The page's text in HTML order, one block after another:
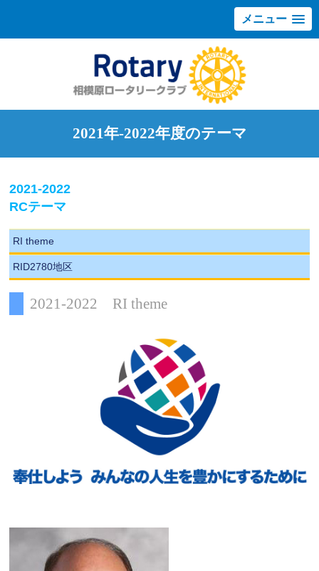
メニュー
2021年-2022年度のテーマ
2021-2022
RCテーマ
RI theme
RID2780地区
2021-2022 RI theme